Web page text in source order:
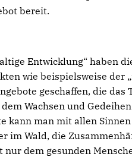
bereit.
Entwicklung“ haben
wie beispielsweise der
geschaffen, die das
Wachsen und
kann man mit allen
im Wald, die
dem gesunden